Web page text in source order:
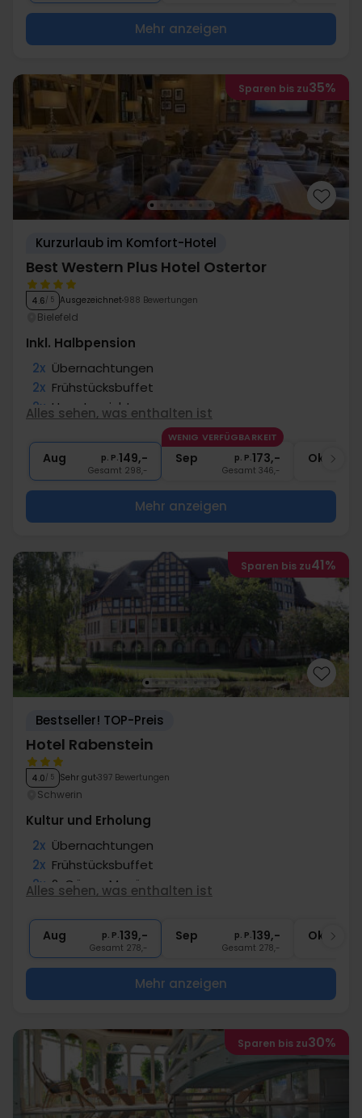
Mehr anzeigen
Sparen bis zu35%
Kurzurlaub im Komfort-Hotel
Best Western Plus Hotel Ostertor
4.6/ 5 Ausgezeichnet 988 Bewertungen
Bielefeld
Inkl. Halbpension
2x Übernachtungen
2x Frühstücksbuffet
2x Hauptgericht
1 Glas Wein/Bier zum Abendessen
∞ Nutzung Sauna
Alles sehen, was enthalten ist
Aug p. P.149,-
Gesamt 298,-
WENIG VERFÜGBARKEIT
Sep p. P.173,-
Gesamt 346,-
Okt
Mehr anzeigen
Sparen bis zu41%
Bestseller! TOP-Preis
Hotel Rabenstein
4.0/ 5 Sehr gut 397 Bewertungen
Schwerin
Kultur und Erholung
2x Übernachtungen
2x Frühstücksbuffet
2x 2-Gänge Menü
∞ Gratis Internet
Alles sehen, was enthalten ist
Aug p. P.139,-
Gesamt 278,-
Sep p. P.139,-
Gesamt 278,-
Okt
Mehr anzeigen
Sparen bis zu30%